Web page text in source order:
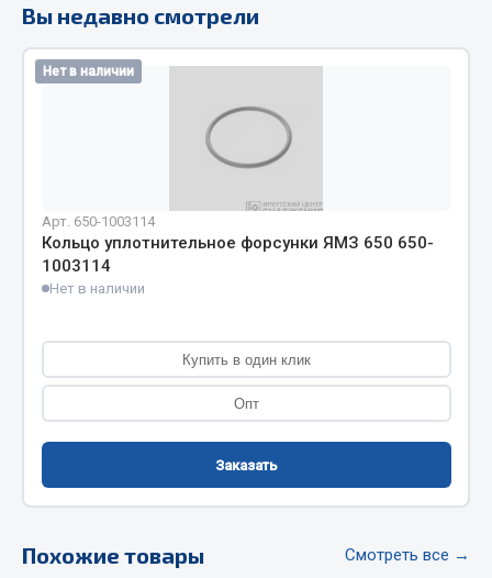
Тройники
Трубки, муфты, гайки
Угольники
Инструмент
Измерительный инструмент
Крепежный инструмент
Столярный инструмент
Вы недавно смотрели
Нет в наличии
Арт. 650-1003114
Кольцо уплотнительное форсунки ЯМЗ 650 650-
1003114
Нет в наличии
Купить в один клик
Опт
Заказать
Похожие товары Смотреть все →